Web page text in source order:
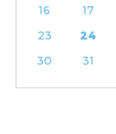
16
17
23
24
30
31